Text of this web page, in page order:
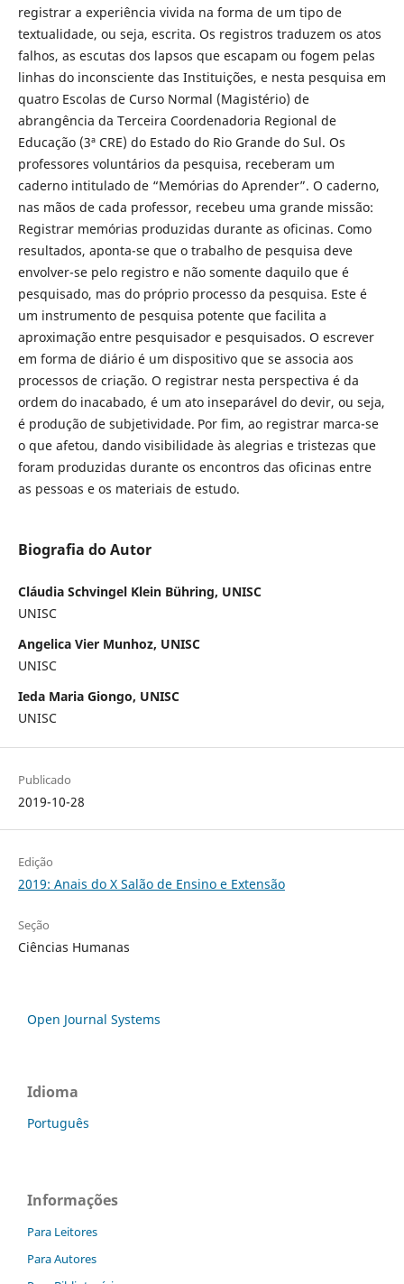
registrar a experiência vivida na forma de um tipo de
textualidade, ou seja, escrita. Os registros traduzem os atos
falhos, as escutas dos lapsos que escapam ou fogem pelas
linhas do inconsciente das Instituições, e nesta pesquisa em
quatro Escolas de Curso Normal (Magistério) de
abrangência da Terceira Coordenadoria Regional de
Educação (3ª CRE) do Estado do Rio Grande do Sul. Os
professores voluntários da pesquisa, receberam um
caderno intitulado de “Memórias do Aprender”. O caderno,
nas mãos de cada professor, recebeu uma grande missão:
Registrar memórias produzidas durante as oficinas. Como
resultados, aponta-se que o trabalho de pesquisa deve
envolver-se pelo registro e não somente daquilo que é
pesquisado, mas do próprio processo da pesquisa. Este é
um instrumento de pesquisa potente que facilita a
aproximação entre pesquisador e pesquisados. O escrever
em forma de diário é um dispositivo que se associa aos
processos de criação. O registrar nesta perspectiva é da
ordem do inacabado, é um ato inseparável do devir, ou seja,
é produção de subjetividade. Por fim, ao registrar marca-se
o que afetou, dando visibilidade às alegrias e tristezas que
foram produzidas durante os encontros das oficinas entre
as pessoas e os materiais de estudo.
Biografia do Autor
Cláudia Schvingel Klein Bühring, UNISC
UNISC
Angelica Vier Munhoz, UNISC
UNISC
Ieda Maria Giongo, UNISC
UNISC
Publicado
2019-10-28
Edição
2019: Anais do X Salão de Ensino e Extensão
Seção
Ciências Humanas
Open Journal Systems
Idioma
Português
Informações
Para Leitores
Para Autores